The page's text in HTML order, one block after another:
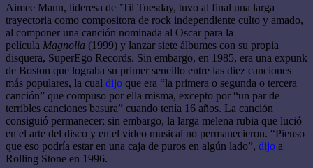
Aimee Mann, lideresa de ’Til Tuesday, tuvo al final una larga
trayectoria como compositora de rock independiente culto y amado,
al componer una canción nominada al Oscar para la
película Magnolia (1999) y lanzar siete álbumes con su propia
disquera, SuperEgo Records. Sin embargo, en 1985, era una expunk
de Boston que lograba su primer sencillo entre las diez canciones
más populares, la cual dijo que era “la primera o segunda o tercera
canción” que compuso por ella misma, excepto por “un par de
terribles canciones basura” cuando tenía 16 años. La canción
consiguió permanecer; sin embargo, la larga melena rubia que lució
en el arte del disco y en el video musical no permanecieron. “Pienso
que eso podría estar en una caja de puros en algún lado”, dijo a
Rolling Stone en 1996.